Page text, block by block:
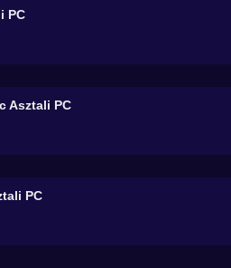
PC
Asztali PC
PC